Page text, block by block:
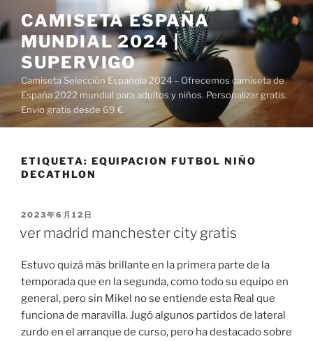
al
contenido
CAMISETA ESPAÑA
MUNDIAL 2024 |
SUPERVIGO
Camiseta Selección Española 2024 – Ofrecemos camiseta de
España 2022 mundial para adultos y niños. Personalizar gratis.
Envío gratis desde 69 €.
ETIQUETA: EQUIPACION FUTBOL NIÑO
DECATHLON
PUBLICADO
2023年6月12日
ver madrid manchester city gratis
Estuvo quizá más brillante en la primera parte de la
temporada que en la segunda, como todo su equipo en
general, pero sin Mikel no se entiende esta Real que
funciona de maravilla. Jugó algunos partidos de lateral
zurdo en el arranque de curso, pero ha destacado sobre